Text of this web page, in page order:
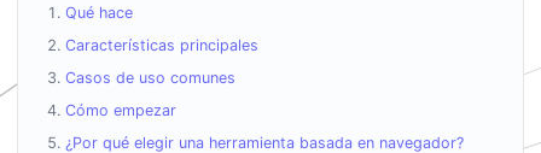
Qué hace
Características principales
Casos de uso comunes
Cómo empezar
¿Por qué elegir una herramienta basada en navegador?